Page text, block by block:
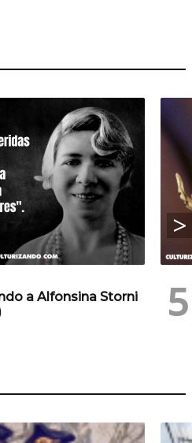
a Alfonsina Storni